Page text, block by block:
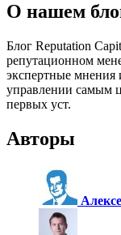
О нашем
Блог Reputation
репутационном
экспертные мнения
управлении самым
первых уст.
Авторы